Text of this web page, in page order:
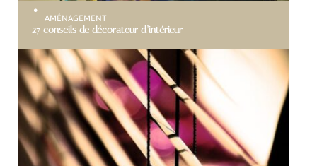
AMÉNAGEMENT
27 conseils de décorateur d’intérieur